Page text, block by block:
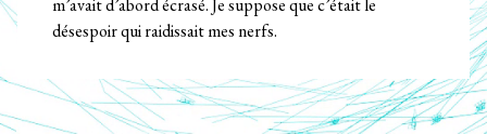
m’avait d’abord écrasé. Je suppose que c’était le
désespoir qui raidissait mes nerfs.